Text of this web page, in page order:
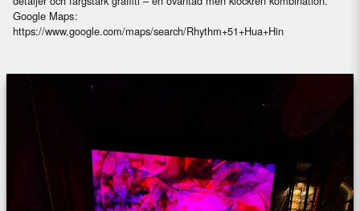
Google Maps:
https://www.google.com/maps/search/Rhythm+51+Hua+Hin